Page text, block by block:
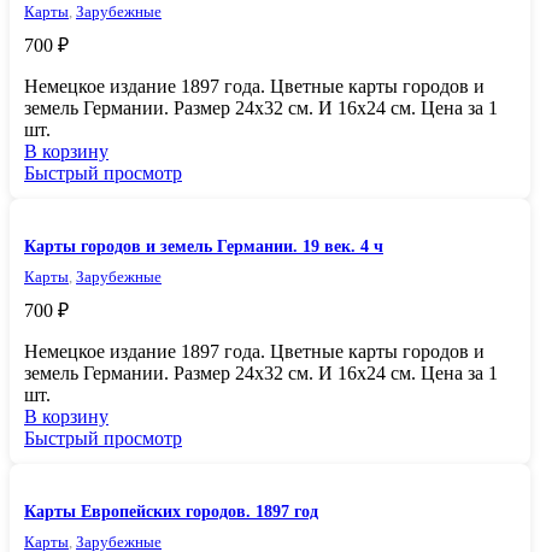
Карты Зарубежные
700 ₽
Немецкое издание 1897 года. Цветные карты городов и
земель Германии. Размер 24х32 см. И 16х24 см. Цена за 1
шт.
В корзину
Быстрый просмотр
Карты городов и земель Германии. 19 век. 4 ч
Карты Зарубежные
700 ₽
Немецкое издание 1897 года. Цветные карты городов и
земель Германии. Размер 24х32 см. И 16х24 см. Цена за 1
шт.
В корзину
Быстрый просмотр
Карты Европейских городов. 1897 год
Карты Зарубежные